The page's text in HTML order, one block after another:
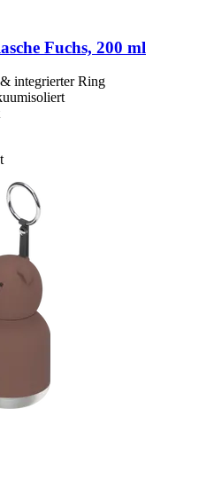
Fuchs, 200 ml
integrierter Ring